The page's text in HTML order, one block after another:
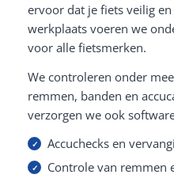
ervoor dat je fiets veilig
werkplaats voeren we
voor alle fietsmerken.
We controleren onder
remmen, banden en
verzorgen we ook
Accuchecks en
Controle van remmen